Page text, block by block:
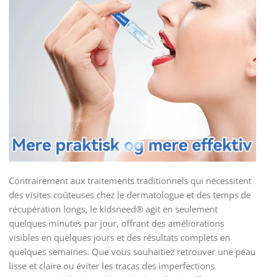
Contrairement aux traitements traditionnels qui nécessitent
des visites coûteuses chez le dermatologue et des temps de
récupération longs, le kidsneed® agit en seulement
quelques minutes par jour, offrant des améliorations
visibles en quelques jours et des résultats complets en
quelques semaines. Que vous souhaitiez retrouver une peau
lisse et claire ou éviter les tracas des imperfections